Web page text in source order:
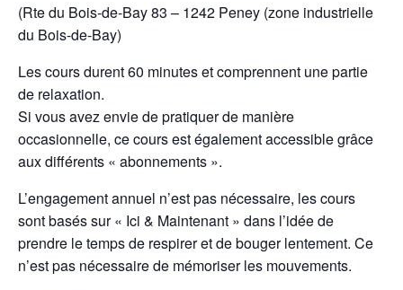
(Rte du Bois-de-Bay 83 – 1242 Peney (zone industrielle
du Bois-de-Bay)
Les cours durent 60 minutes et comprennent une partie
de relaxation.
Si vous avez envie de pratiquer de manière
occasionnelle, ce cours est également accessible grâce
aux différents « abonnements ».
L’engagement annuel n’est pas nécessaire, les cours
sont basés sur « Ici & Maintenant » dans l’idée de
prendre le temps de respirer et de bouger lentement. Ce
n’est pas nécessaire de mémoriser les mouvements.